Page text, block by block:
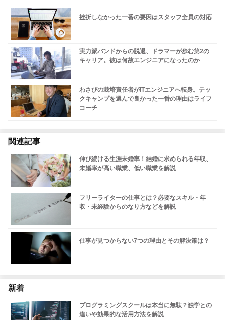
挫折しなかった一番の要因はスタッフ全員の対応
実力派バンドからの脱退、ドラマーが歩む第2の
キャリア。彼は何故エンジニアになったのか
わさびの栽培責任者がITエンジニアへ転身。テッ
クキャンプを選んで良かった一番の理由はライフ
コーチ
関連記事
伸び続ける生涯未婚率！結婚に求められる年収、
未婚率が高い職業、低い職業を解説
フリーライターの仕事とは？必要なスキル・年
収・未経験からのなり方などを解説
仕事が見つからない7つの理由とその解決策は？
新着
プログラミングスクールは本当に無駄？独学との
違いや効果的な活用方法を解説